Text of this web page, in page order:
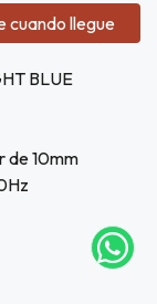
cuando llegue
BLUE
de 10mm